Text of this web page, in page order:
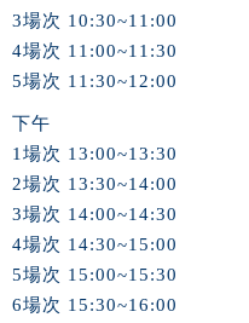
3場次 10:30~11:00
4場次 11:00~11:30
5場次 11:30~12:00
下午
1場次 13:00~13:30
2場次 13:30~14:00
3場次 14:00~14:30
4場次 14:30~15:00
5場次 15:00~15:30
6場次 15:30~16:00